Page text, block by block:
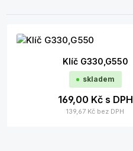
Klíč G330,G550
skladem
169,00 Kč s DPH
139,67 Kč bez DPH